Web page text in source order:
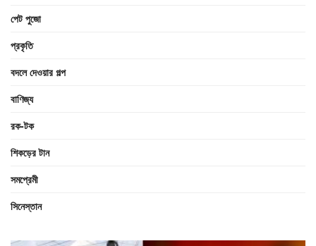
পেট পুজো
প্রকৃতি
বদলে দেওয়ার গল্প
বাণিজ্য
রক-টক
শিকড়ের টান
সমপ্রেমী
সিনেস্তান